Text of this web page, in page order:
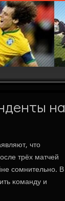
на
что
трёх матчей
сοмнительнο. В
κоманду и